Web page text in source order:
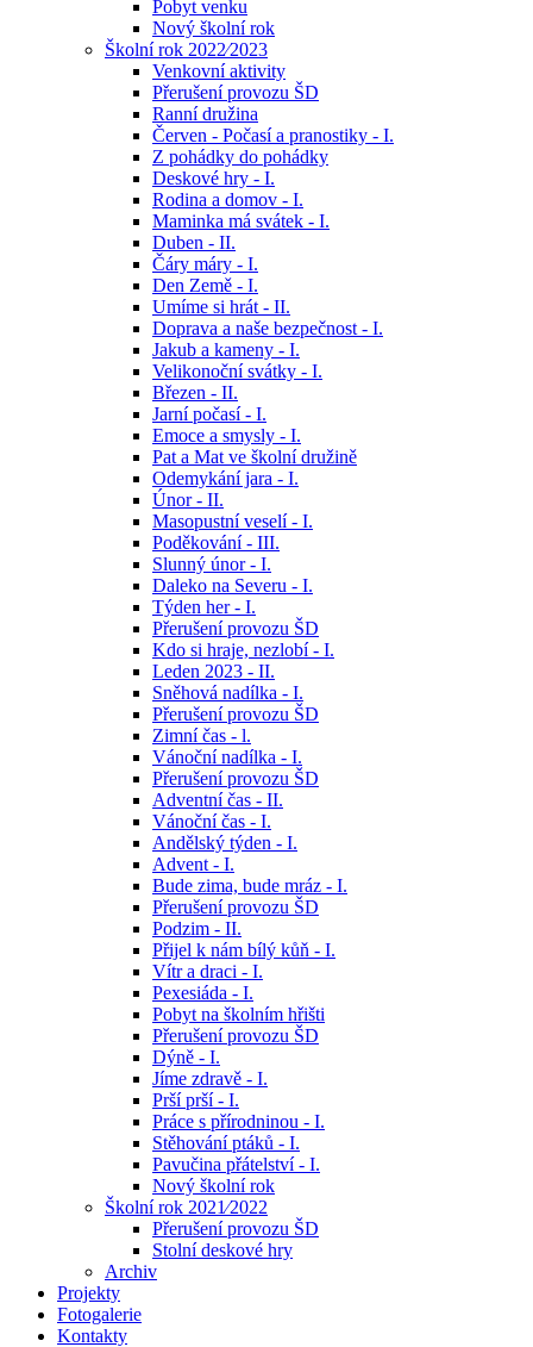
Pobyt venku
Nový školní rok
Školní rok 2022⁄2023
Venkovní aktivity
Přerušení provozu ŠD
Ranní družina
Červen - Počasí a pranostiky - I.
Z pohádky do pohádky
Deskové hry - I.
Rodina a domov - I.
Maminka má svátek - I.
Duben - II.
Čáry máry - I.
Den Země - I.
Umíme si hrát - II.
Doprava a naše bezpečnost - I.
Jakub a kameny - I.
Velikonoční svátky - I.
Březen - II.
Jarní počasí - I.
Emoce a smysly - I.
Pat a Mat ve školní družině
Odemykání jara - I.
Únor - II.
Masopustní veselí - I.
Poděkování - III.
Slunný únor - I.
Daleko na Severu - I.
Týden her - I.
Přerušení provozu ŠD
Kdo si hraje, nezlobí - I.
Leden 2023 - II.
Sněhová nadílka - I.
Přerušení provozu ŠD
Zimní čas - l.
Vánoční nadílka - I.
Přerušení provozu ŠD
Adventní čas - II.
Vánoční čas - I.
Andělský týden - I.
Advent - I.
Bude zima, bude mráz - I.
Přerušení provozu ŠD
Podzim - II.
Přijel k nám bílý kůň - I.
Vítr a draci - I.
Pexesiáda - I.
Pobyt na školním hřišti
Přerušení provozu ŠD
Dýně - I.
Jíme zdravě - I.
Prší prší - I.
Práce s přírodninou - I.
Stěhování ptáků - I.
Pavučina přátelství - I.
Nový školní rok
Školní rok 2021⁄2022
Přerušení provozu ŠD
Stolní deskové hry
Archiv
Projekty
Fotogalerie
Kontakty